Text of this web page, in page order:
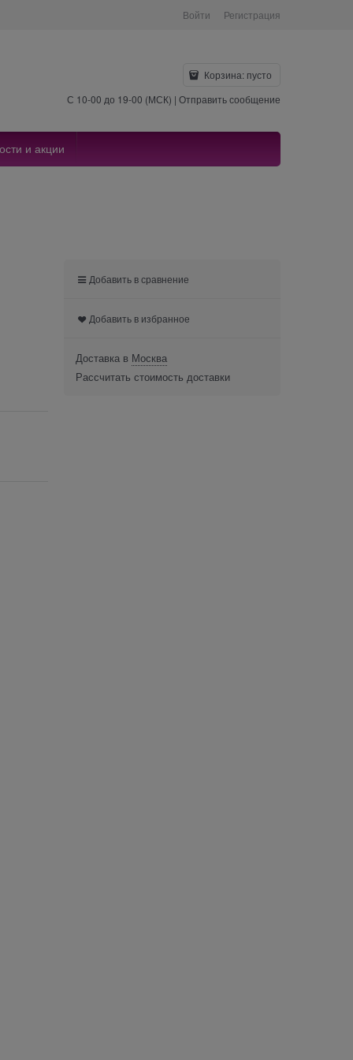
Войти Регистрация
Корзина: пусто
С 10-00 до 19-00 (МСК) | Отправить сообщение
и акции
Добавить в сравнение
Добавить в избранное
Доставка в Москва
Рассчитать стоимость доставки